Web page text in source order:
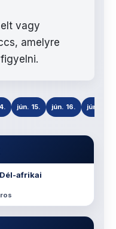
vagy
amelyre
jún. 15. jún. 16. jún. 17.
Dél-afrikai